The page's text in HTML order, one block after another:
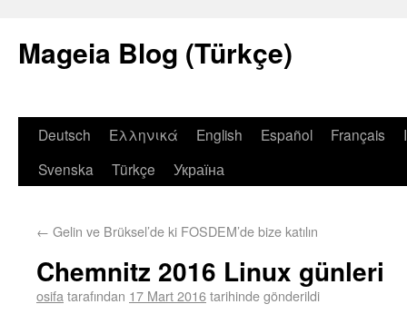
Mageia Blog (Türkçe)
Deutsch Ελληνικά English Español Français
Svenska
Türkçe Україна
← Gelin ve Brüksel’de ki FOSDEM’de bize katılın
Chemnitz 2016 Linux günleri
osifa tarafından 17 Mart 2016tarihinde gönderildi